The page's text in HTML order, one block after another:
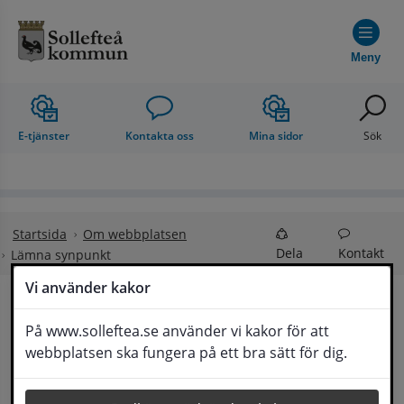
Vi använder kakor
På www.solleftea.se använder vi kakor för att
webbplatsen ska fungera på ett bra sätt för dig.
Meny
E-tjänster Kontakta oss Mina sidor Sök
Startsida
Om webbplatsen
Lämna synpunkt
Dela Kontakt
Lämna synpunkt
Här kan du lämna synpunkter, förslag och